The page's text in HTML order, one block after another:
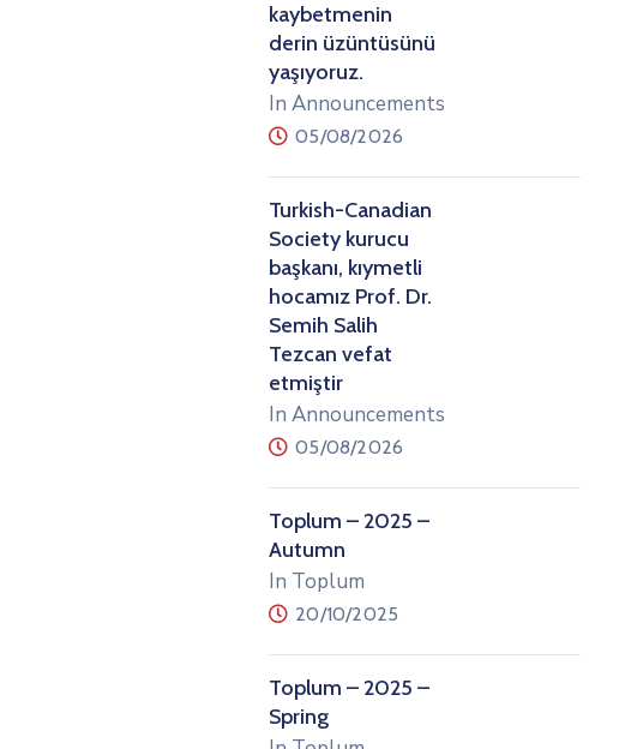
kaybetmenin
derin üzüntüsünü
yaşıyoruz.
In Announcements
05/08/2026
Turkish-Canadian
Society kurucu
başkanı, kıymetli
hocamız Prof. Dr.
Semih Salih
Tezcan vefat
etmiştir
In Announcements
05/08/2026
Toplum – 2025 –
Autumn
In Toplum
20/10/2025
Toplum – 2025 –
Spring